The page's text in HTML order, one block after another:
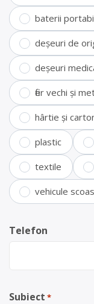
baterii
deșeuri de
deșeuri
fier vechi și
hârtie și
plastic
textile
vehicule
Telefon
Subiect *